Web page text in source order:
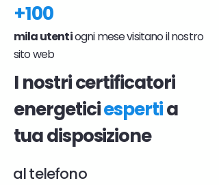
+100
mila utentiogni mese visitano il nostro
sito web
I nostri certificatori
energeticiespertia
tua disposizione
al telefono